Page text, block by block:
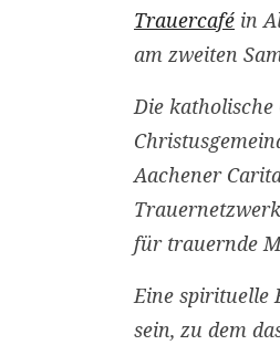
Trauercafé in
am zweiten
Die katholische
Aachener
für trauernde
Eine spirituelle
sein, zu dem